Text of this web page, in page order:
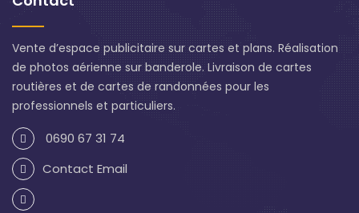
Vente d’espace publicitaire sur cartes et plans. Réalisation
de photos aérienne sur banderole. Livraison de cartes
routières et de cartes de randonnées pour les
professionnels et particuliers.
0690 67 31 74
Contact Email